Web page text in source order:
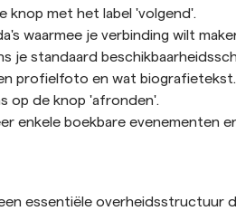
knop met het label 'volgend'.
waarmee je verbinding wilt
je standaard
profielfoto en wat biografietekst.
op de knop 'afronden'.
enkele boekbare evenementen
essentiële overheidsstructuur